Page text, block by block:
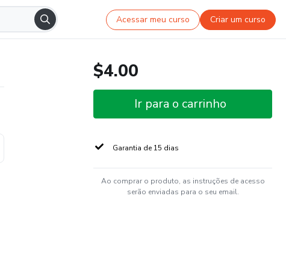
Acessar meu curso Criar um curso
$4.00
Ir para o carrinho
Garantia de 15 dias
Ao comprar o produto, as instruções de acesso
serão enviadas para o seu email.